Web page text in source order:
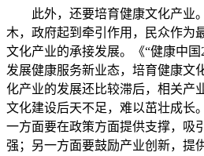
此外，还要培育健康文化产业
木，政府起到牵引作用，民众作为
文化产业的承接发展。《“健康中
发展健康服务新业态，培育健康文
化产业的发展还比较滞后，相关产
文化建设后天不足，难以茁壮成长
一方面要在政策方面提供支撑，吸
强；另一方面要鼓励产业创新，提